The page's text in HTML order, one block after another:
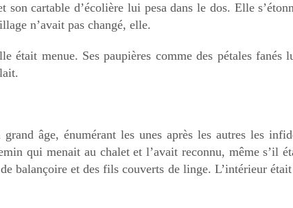
son cartable d’écolière lui pesa dans le dos. Elle
n’avait pas changé, elle.
était menue. Ses paupières comme des pétales
âge, énumérant les unes après les autres les
qui menait au chalet et l’avait reconnu, même s’il
balançoire et des fils couverts de linge. L’intérieur